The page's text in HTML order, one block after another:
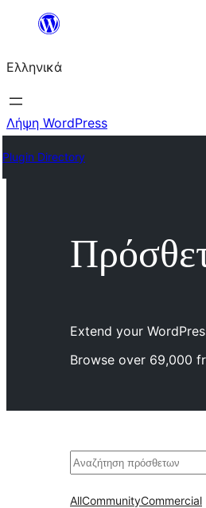
Μετάβαση
περιεχόμενο
Ελληνικά
Λήψη WordPress
Plugin Directory
Extend your
Browse over 69,000
Αναζήτηση
AllCommunityCommercial